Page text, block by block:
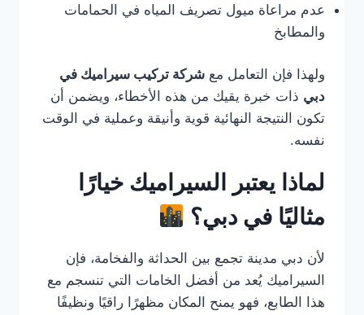
عدم مراعاة ميول تصريف المياه في الحمامات
والمطابخ
ولهذا فإن التعامل مع شركة تركيب سيراميك في
دبي ذات خبرة يقيك من هذه الأخطاء، ويضمن أن
تكون النتيجة النهائية قوية وأنيقة وعملية في الوقت
نفسه.
لماذا يعتبر السيراميك خيارًا
مثاليًا في دبي؟
لأن دبي مدينة تجمع بين الحداثة والفخامة، فإن
السيراميك يُعد من أفضل الخامات التي تنسجم مع
هذا الطابع، فهو يمنح المكان مظهرًا راقيًا ونظيفًا